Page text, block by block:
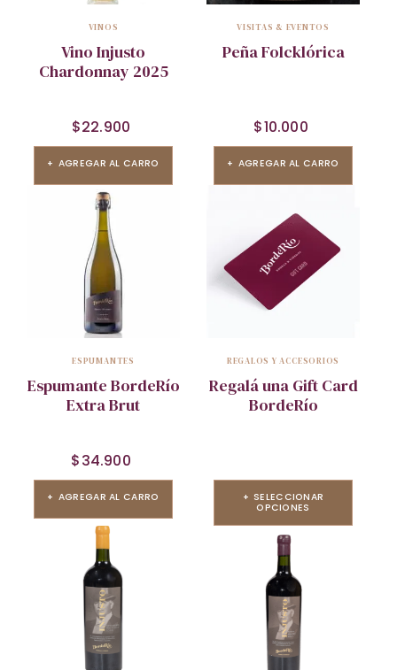
AGREGAR AL CARRO
VINOS
Vino Injusto
Chardonnay 2025
$22.900
AGREGAR AL CARRO
VISITAS & EVENTOS
Peña Folcklórica
$10.000
AGREGAR AL CARRO
ESPUMANTES
Espumante BordeRío
Extra Brut
$34.900
SELECCIONAR
OPCIONES
REGALOS Y ACCESORIOS
Regalá una Gift Card
BordeRío